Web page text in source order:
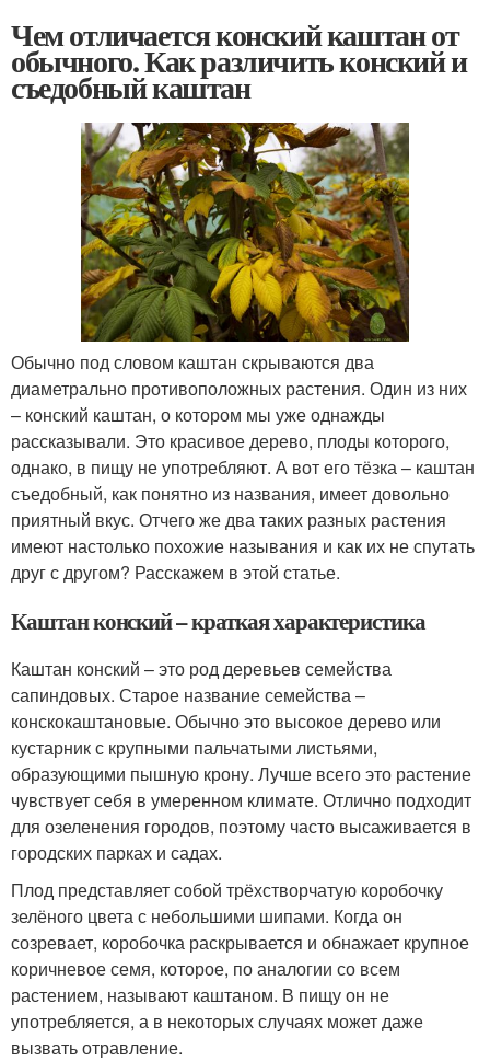
Чем отличается конский каштан от
обычного. Как различить конский и
съедобный каштан
Обычно под словом каштан скрываются два
диаметрально противоположных растения. Один из них
– конский каштан, о котором мы уже однажды
рассказывали. Это красивое дерево, плоды которого,
однако, в пищу не употребляют. А вот его тёзка – каштан
съедобный, как понятно из названия, имеет довольно
приятный вкус. Отчего же два таких разных растения
имеют настолько похожие называния и как их не спутать
друг с другом? Расскажем в этой статье.
Каштан конский – краткая характеристика
Каштан конский – это род деревьев семейства
сапиндовых. Старое название семейства –
конскокаштановые. Обычно это высокое дерево или
кустарник с крупными пальчатыми листьями,
образующими пышную крону. Лучше всего это растение
чувствует себя в умеренном климате. Отлично подходит
для озеленения городов, поэтому часто высаживается в
городских парках и садах.
Плод представляет собой трёхстворчатую коробочку
зелёного цвета с небольшими шипами. Когда он
созревает, коробочка раскрывается и обнажает крупное
коричневое семя, которое, по аналогии со всем
растением, называют каштаном. В пищу он не
употребляется, а в некоторых случаях может даже
вызвать отравление.